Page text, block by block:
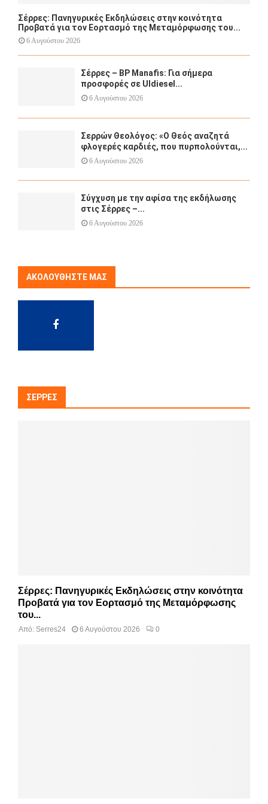
Σέρρες: Πανηγυρικές Εκδηλώσεις στην κοινότητα
Προβατά για τον Εορτασμό της Μεταμόρφωσης του...
6 Αυγούστου 2026
Σέρρες – BP Manafis: Για σήμερα
προσφορές σε Uldiesel...
6 Αυγούστου 2026
Σερρών Θεολόγος: «Ο Θεός αναζητά
φλογερές καρδιές, που πυρπολούνται,...
6 Αυγούστου 2026
Σύγχυση με την αφίσα της εκδήλωσης
στις Σέρρες –...
6 Αυγούστου 2026
ΑΚΟΛΟΥΘΉΣΤΕ ΜΑΣ
ΣΈΡΡΕΣ
Σέρρες: Πανηγυρικές Εκδηλώσεις στην κοινότητα
Προβατά για τον Εορτασμό της Μεταμόρφωσης
του...
Από: Serres24 6 Αυγούστου 2026 0